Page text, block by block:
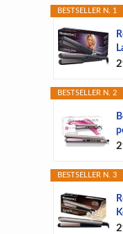
BESTSELLER N. 1
BESTSELLER N. 2
BESTSELLER N. 3